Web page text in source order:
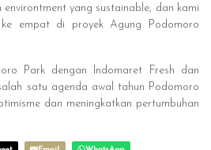
yang sustainable, dan kami
empat di proyek Agung Podomoro
Park dengan Indomaret Fresh dan
satu agenda awal tahun Podomoro
dan meningkatkan pertumbuhan